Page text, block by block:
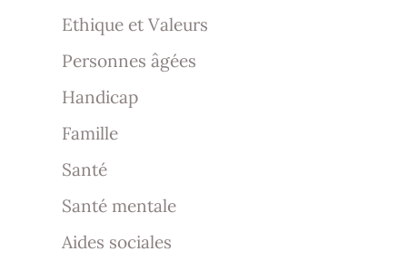
Ethique et Valeurs
Personnes âgées
Handicap
Famille
Santé
Santé mentale
Aides sociales